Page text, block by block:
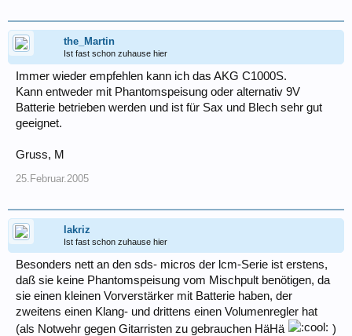
the_Martin
Ist fast schon zuhause hier
Immer wieder empfehlen kann ich das AKG C1000S.
Kann entweder mit Phantomspeisung oder alternativ 9V
Batterie betrieben werden und ist für Sax und Blech sehr gut
geeignet.
Gruss, M
25.Februar.2005
lakriz
Ist fast schon zuhause hier
Besonders nett an den sds- micros der lcm-Serie ist erstens,
daß sie keine Phantomspeisung vom Mischpult benötigen, da
sie einen kleinen Vorverstärker mit Batterie haben, der
zweitens einen Klang- und drittens einen Volumenregler hat
(als Notwehr gegen Gitarristen zu gebrauchen HäHä
)